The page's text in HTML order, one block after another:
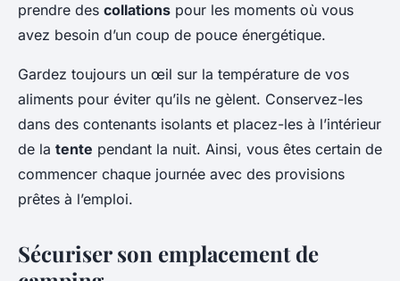
prendre des collations pour les moments où vous
avez besoin d’un coup de pouce énergétique.
Gardez toujours un œil sur la température de vos
aliments pour éviter qu’ils ne gèlent. Conservez-les
dans des contenants isolants et placez-les à l’intérieur
de la tente pendant la nuit. Ainsi, vous êtes certain de
commencer chaque journée avec des provisions
prêtes à l’emploi.
Sécuriser son emplacement de